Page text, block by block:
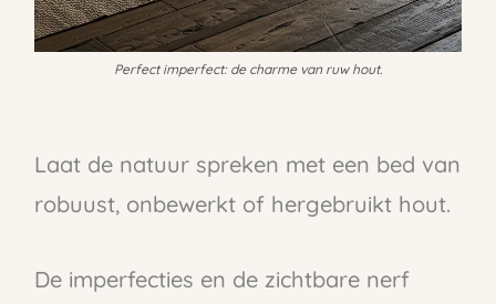
Perfect imperfect: de charme van ruw hout.
Laat de natuur spreken met een bed van
robuust, onbewerkt of hergebruikt hout.
De imperfecties en de zichtbare nerf